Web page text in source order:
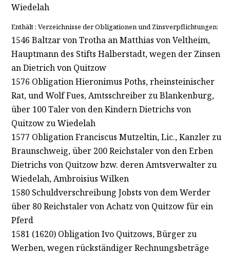
Wiedelah
Enthält : Verzeichnisse der Obligationen und Zinsverpflichtungen:
1546 Baltzar von Trotha an Matthias von Veltheim,
Hauptmann des Stifts Halberstadt, wegen der Zinsen
an Dietrich von Quitzow
1576 Obligation Hieronimus Poths, rheinsteinischer
Rat, und Wolf Fues, Amtsschreiber zu Blankenburg,
über 100 Taler von den Kindern Dietrichs von
Quitzow zu Wiedelah
1577 Obligation Franciscus Mutzeltin, Lic., Kanzler zu
Braunschweig, über 200 Reichstaler von den Erben
Dietrichs von Quitzow bzw. deren Amtsverwalter zu
Wiedelah, Ambroisius Wilken
1580 Schuldverschreibung Jobsts von dem Werder
über 80 Reichstaler von Achatz von Quitzow für ein
Pferd
1581 (1620) Obligation Ivo Quitzows, Bürger zu
Werben, wegen rückständiger Rechnungsbeträge